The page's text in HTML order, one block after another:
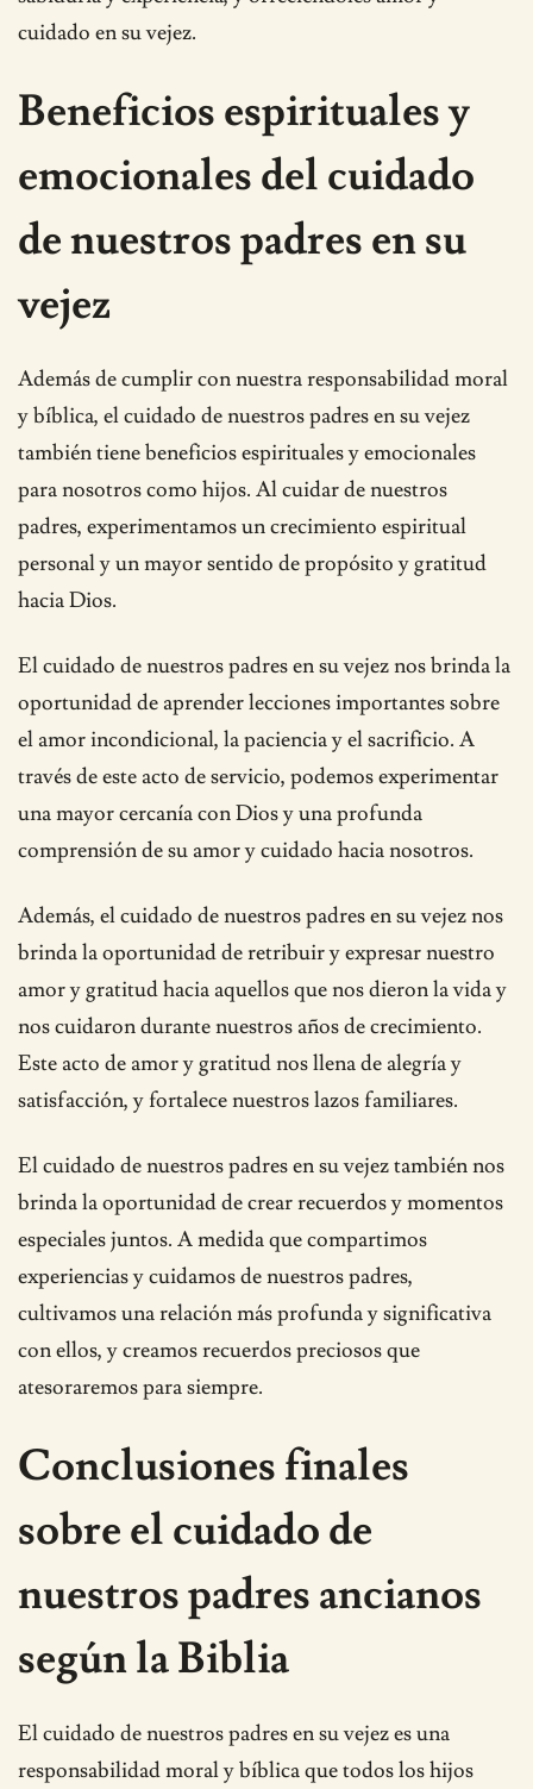
cuidado en su vejez.
Beneficios espirituales y
emocionales del cuidado
de nuestros padres en su
vejez
Además de cumplir con nuestra responsabilidad moral
y bíblica, el cuidado de nuestros padres en su vejez
también tiene beneficios espirituales y emocionales
para nosotros como hijos. Al cuidar de nuestros
padres, experimentamos un crecimiento espiritual
personal y un mayor sentido de propósito y gratitud
hacia Dios.
El cuidado de nuestros padres en su vejez nos brinda la
oportunidad de aprender lecciones importantes sobre
el amor incondicional, la paciencia y el sacrificio. A
través de este acto de servicio, podemos experimentar
una mayor cercanía con Dios y una profunda
comprensión de su amor y cuidado hacia nosotros.
Además, el cuidado de nuestros padres en su vejez nos
brinda la oportunidad de retribuir y expresar nuestro
amor y gratitud hacia aquellos que nos dieron la vida y
nos cuidaron durante nuestros años de crecimiento.
Este acto de amor y gratitud nos llena de alegría y
satisfacción, y fortalece nuestros lazos familiares.
El cuidado de nuestros padres en su vejez también nos
brinda la oportunidad de crear recuerdos y momentos
especiales juntos. A medida que compartimos
experiencias y cuidamos de nuestros padres,
cultivamos una relación más profunda y significativa
con ellos, y creamos recuerdos preciosos que
atesoraremos para siempre.
Conclusiones finales
sobre el cuidado de
nuestros padres ancianos
según la Biblia
El cuidado de nuestros padres en su vejez es una
responsabilidad moral y bíblica que todos los hijos